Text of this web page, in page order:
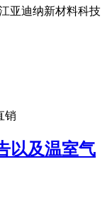
亚迪纳新材料科技
销
以及温室气